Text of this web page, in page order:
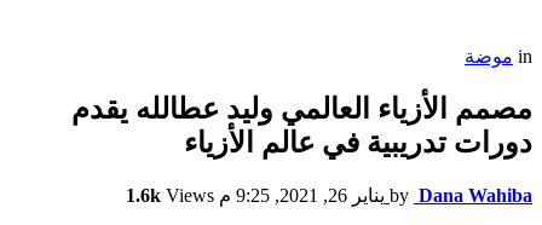
in موضة
مصمم الأزياء العالمي وليد عطالله يقدم
دورات تدريبية في عالم الأزياء
by Dana Wahiba يناير 26, 2021, 9:25 م 1.6k Views